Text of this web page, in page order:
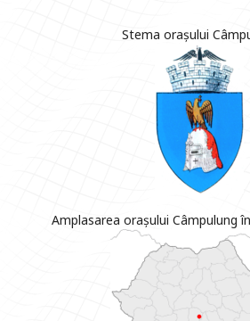
Stema orașului
Amplasarea orașului Câmpulung